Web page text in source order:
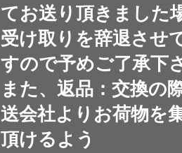
てお送り頂きました
受け取りを辞退させ
すので予めご了承下
また、返品：交換の
送会社よりお荷物を
頂けるよう